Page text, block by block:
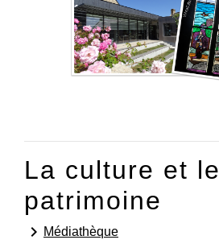
La culture et le
patrimoine
keyboard_arrow_right Médiathèque